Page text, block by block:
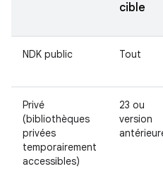
cible
NDK public Tout
Privé
(bibliothèques
privées
temporairement
accessibles)
23 ou
version